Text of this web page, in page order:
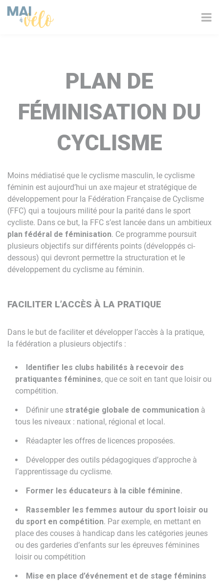
PLAN DE
FÉMINISATION DU
CYCLISME
Moins médiatisé que le cyclisme masculin, le cyclisme
féminin est aujourd’hui un axe majeur et stratégique de
développement pour la Fédération Française de Cyclisme
(FFC) qui a toujours milité pour la parité dans le sport
cycliste. Dans ce but, la FFC s’est lancée dans un ambitieux
plan fédéral de féminisation. Ce programme poursuit
plusieurs objectifs sur différents points (développés ci-
dessous) qui devront permettre la structuration et le
développement du cyclisme au féminin.
FACILITER L’ACCÈS À LA PRATIQUE
Dans le but de faciliter et développer l’accès à la pratique,
la fédération a plusieurs objectifs :
Identifier les clubs habilités à recevoir des
pratiquantes féminines, que ce soit en tant que loisir ou
compétition.
Définir une stratégie globale de communication à
tous les niveaux : national, régional et local.
Réadapter les offres de licences proposées.
Développer des outils pédagogiques d’approche à
l’apprentissage du cyclisme.
Former les éducateurs à la cible féminine.
Rassembler les femmes autour du sport loisir ou
du sport en compétition. Par exemple, en mettant en
place des couses à handicap dans les catégories jeunes
ou des garderies d’enfants sur les épreuves féminines
loisir ou compétition
Mise en place d’événement et de stage féminins